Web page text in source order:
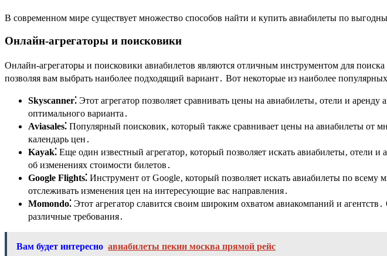
В современном мире существует множество способов найти и купить авиабилеты по
Онлайн-агрегаторы и поисковики
Онлайн-агрегаторы и поисковики авиабилетов являются отличным инструментом для
позволяя вам выбрать наиболее подходящий вариант․ Вот некоторые из наиболее
Skyscanner⁚ Этот агрегатор позволяет сравнивать цены на авиабилеты‚ отели и
оптимального варианта․
Aviasales⁚ Популярный поисковик‚ который также сравнивает цены на авиабилеты от
календарь цен․
Kayak⁚ Еще один известный агрегатор‚ который позволяет искать авиабилеты‚ отели
об изменениях стоимости билетов․
Google Flights⁚ Инструмент от Google‚ который позволяет искать авиабилеты по
отслеживать изменения цен на интересующие вас направления․
Momondo⁚ Этот агрегатор славится своим широким охватом авиакомпаний и
различные требования․
Вам будет интересно авиабилеты пекин москва прямой рейс